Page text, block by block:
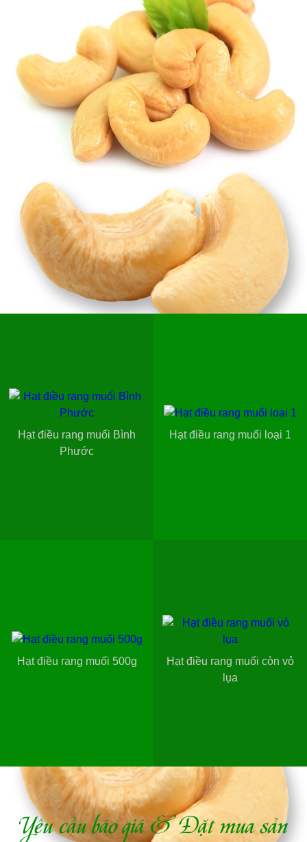
Hạt điều rang muối Bình
Phước
Hạt điều rang muối loại 1
Hạt điều rang muối 500g
Hạt điều rang muối còn vỏ
lụa
Yêu cầu báo giá & Đặt mua sản